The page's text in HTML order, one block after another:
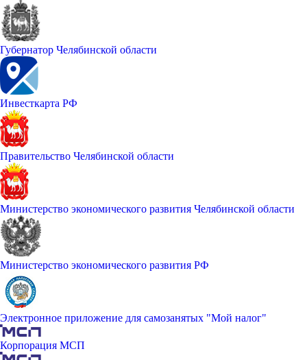
Губернатор Челябинской области
Инвесткарта РФ
Правительство Челябинской области
Министерство экономического развития Челябинской области
Министерство экономического развития РФ
Электронное приложение для самозанятых "Мой налог"
Корпорация МСП